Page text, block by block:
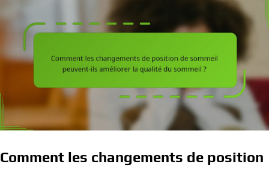
Comment les changements de position